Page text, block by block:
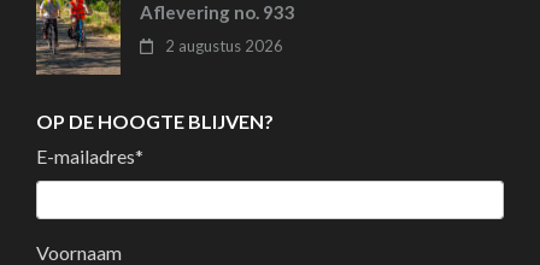
Aflevering no. 933
2 augustus 2026
OP DE HOOGTE BLIJVEN?
E-mailadres*
Voornaam